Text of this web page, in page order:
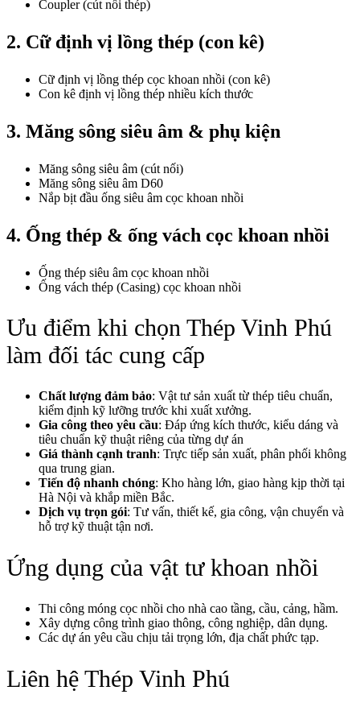
Coupler (cút nối thép)
2. Cữ định vị lồng thép (con kê)
Cữ định vị lồng thép cọc khoan nhồi (con kê)
Con kê định vị lồng thép nhiều kích thước
3. Măng sông siêu âm & phụ kiện
Măng sông siêu âm (cút nối)
Măng sông siêu âm D60
Nắp bịt đầu ống siêu âm cọc khoan nhồi
4. Ống thép & ống vách cọc khoan nhồi
Ống thép siêu âm cọc khoan nhồi
Ống vách thép (Casing) cọc khoan nhồi
Ưu điểm khi chọn Thép Vinh Phú
làm đối tác cung cấp
Chất lượng đảm bảo: Vật tư sản xuất từ thép tiêu chuẩn,
kiểm định kỹ lưỡng trước khi xuất xưởng.
Gia công theo yêu cầu: Đáp ứng kích thước, kiểu dáng và
tiêu chuẩn kỹ thuật riêng của từng dự án
Giá thành cạnh tranh: Trực tiếp sản xuất, phân phối không
qua trung gian.
Tiến độ nhanh chóng: Kho hàng lớn, giao hàng kịp thời tại
Hà Nội và khắp miền Bắc.
Dịch vụ trọn gói: Tư vấn, thiết kế, gia công, vận chuyển và
hỗ trợ kỹ thuật tận nơi.
Ứng dụng của vật tư khoan nhồi
Thi công móng cọc nhồi cho nhà cao tầng, cầu, cảng, hầm.
Xây dựng công trình giao thông, công nghiệp, dân dụng.
Các dự án yêu cầu chịu tải trọng lớn, địa chất phức tạp.
Liên hệ Thép Vinh Phú